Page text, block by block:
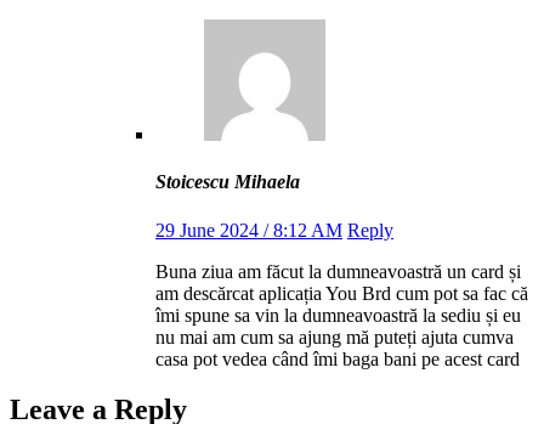
Stoicescu Mihaela
29 June 2024 / 8:12 AM Reply
Buna ziua am făcut la dumneavoastră un card și
am descărcat aplicația You Brd cum pot sa fac că
îmi spune sa vin la dumneavoastră la sediu și eu
nu mai am cum sa ajung mă puteți ajuta cumva
casa pot vedea când îmi baga bani pe acest card
Leave a Reply